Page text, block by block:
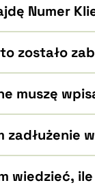
Numer
zostało
muszę
zadłużenie
wiedzieć,